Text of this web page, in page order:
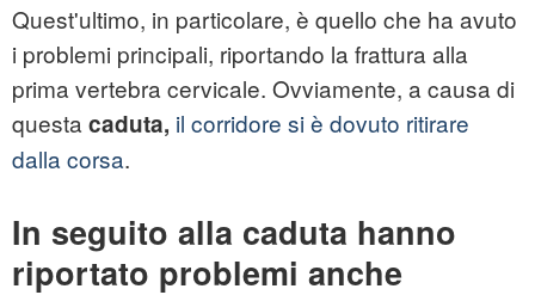
Quest'ultimo, in particolare, è quello che ha avuto
i problemi principali, riportando la frattura alla
prima vertebra cervicale. Ovviamente, a causa di
questa caduta, il corridore si è dovuto ritirare
dalla corsa.
In seguito alla caduta hanno
riportato problemi anche